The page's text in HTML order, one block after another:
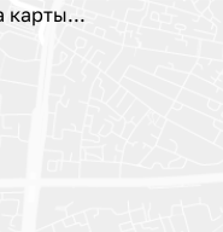
карты...